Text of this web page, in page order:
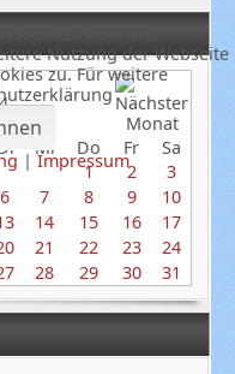
Mi Do Fr
Sa
1
2
3
6 7 8 9
10
14 15 16
17
21 22 23
24
28 29 30 31
zu können,
Nutzung der Webseite
zu. Für weitere
|Impressum